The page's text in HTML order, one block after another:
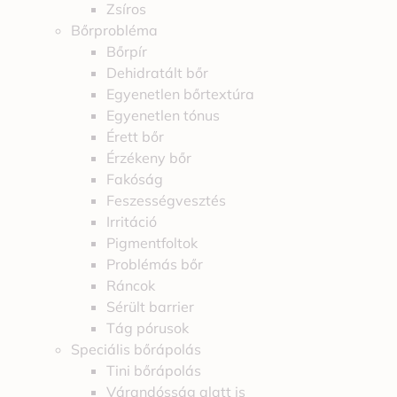
Zsíros
Bőrprobléma
Bőrpír
Dehidratált bőr
Egyenetlen bőrtextúra
Egyenetlen tónus
Érett bőr
Érzékeny bőr
Fakóság
Feszességvesztés
Irritáció
Pigmentfoltok
Problémás bőr
Ráncok
Sérült barrier
Tág pórusok
Speciális bőrápolás
Tini bőrápolás
Várandósság alatt is